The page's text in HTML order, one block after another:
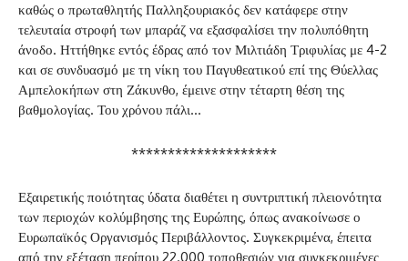
καθώς ο πρωταθλητής Παλληξουριακός δεν κατάφερε στην
τελευταία στροφή των μπαράζ να εξασφαλίσει την πολυπόθητη
άνοδο. Ηττήθηκε εντός έδρας από τον Μιλτιάδη Τριφυλίας με 4-2
και σε συνδυασμό με τη νίκη του Παγυθεατικού επί της Θύελλας
Αμπελοκήπων στη Ζάκυνθο, έμεινε στην τέταρτη θέση της
βαθμολογίας. Του χρόνου πάλι…
********************
Εξαιρετικής ποιότητας ύδατα διαθέτει η συντριπτική πλειονότητα
των περιοχών κολύμβησης της Ευρώπης, όπως ανακοίνωσε ο
Ευρωπαϊκός Οργανισμός Περιβάλλοντος. Συγκεκριμένα, έπειτα
από την εξέταση περίπου 22.000 τοποθεσιών για συγκεκριμένες